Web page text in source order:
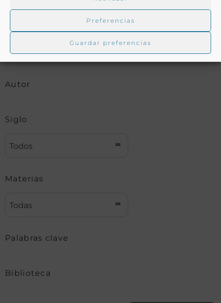
Preferencias
Guardar preferencias
Autor
Siglo
Todos
Materias
Todas
Palabras clave
Biblioteca